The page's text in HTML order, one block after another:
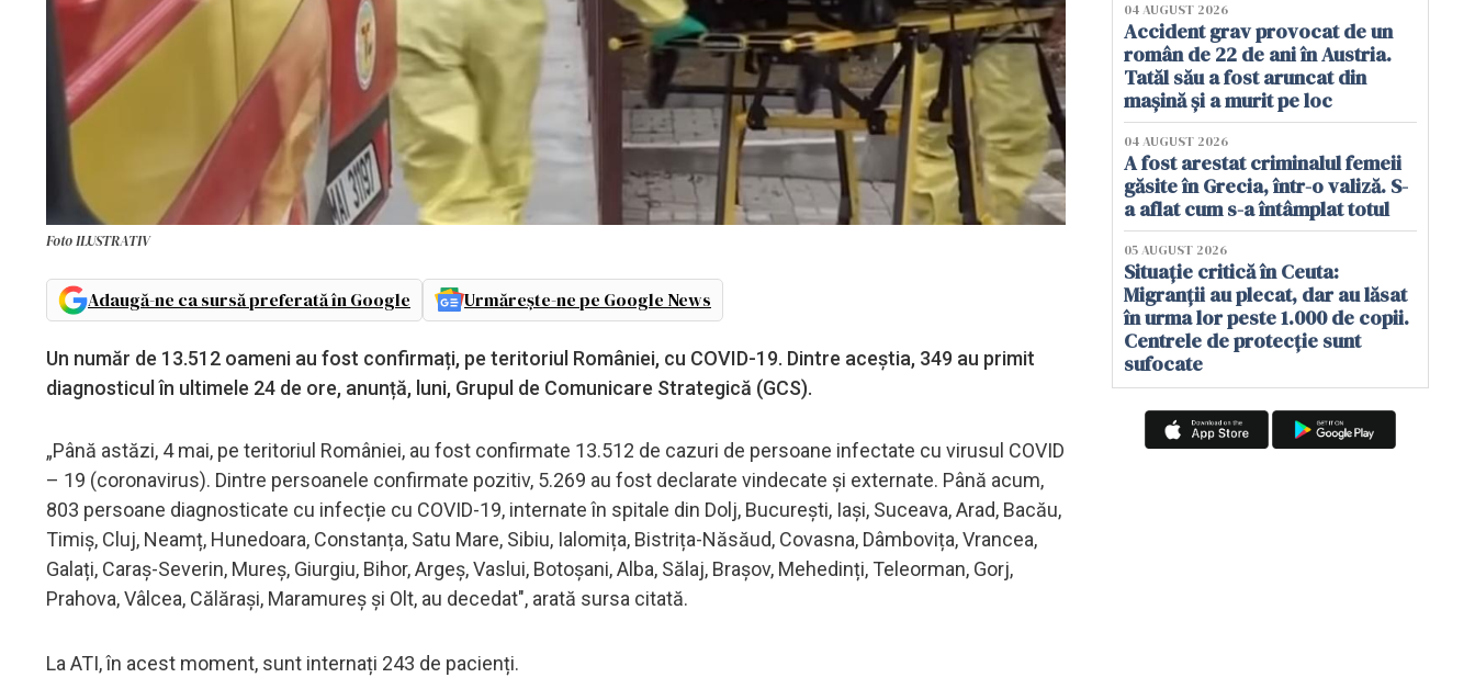
Foto ILUSTRATIV
Adaugă-ne ca sursă preferată în Google Urmărește-ne pe Google News
Un număr de 13.512 oameni au fost confirmați, pe teritoriul României, cu COVID-19. Dintre aceștia, 349 au primit
diagnosticul în ultimele 24 de ore, anunță, luni, Grupul de Comunicare Strategică (GCS).
„Până astăzi, 4 mai, pe teritoriul României, au fost confirmate 13.512 de cazuri de persoane infectate cu virusul COVID
– 19 (coronavirus). Dintre persoanele confirmate pozitiv, 5.269 au fost declarate vindecate și externate. Până acum,
803 persoane diagnosticate cu infecție cu COVID-19, internate în spitale din Dolj, București, Iași, Suceava, Arad, Bacău,
Timiș, Cluj, Neamț, Hunedoara, Constanța, Satu Mare, Sibiu, Ialomița, Bistrița-Năsăud, Covasna, Dâmbovița, Vrancea,
Galați, Caraș-Severin, Mureș, Giurgiu, Bihor, Argeș, Vaslui, Botoșani, Alba, Sălaj, Brașov, Mehedinți, Teleorman, Gorj,
Prahova, Vâlcea, Călărași, Maramureș și Olt, au decedat", arată sursa citată.
La ATI, în acest moment, sunt internați 243 de pacienți.
04 AUGUST 2026
Accident grav provocat de un
român de 22 de ani în Austria.
Tatăl său a fost aruncat din
mașină și a murit pe loc
04 AUGUST 2026
A fost arestat criminalul femeii
găsite în Grecia, într-o valiză. S-
a aflat cum s-a întâmplat totul
05 AUGUST 2026
Situație critică în Ceuta:
Migranții au plecat, dar au lăsat
în urma lor peste 1.000 de copii.
Centrele de protecție sunt
sufocate